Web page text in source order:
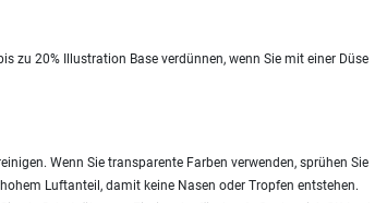
zu 20% Illustration Base verdünnen, wenn Sie mit einer Düse
Wenn Sie transparente Farben verwenden, sprühen Sie
Luftanteil, damit keine Nasen oder Tropfen entstehen.